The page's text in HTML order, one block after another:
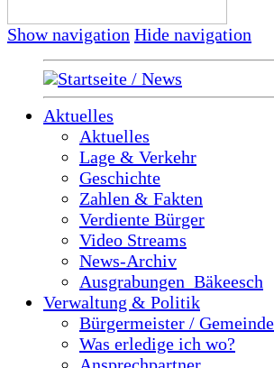
Show navigation Hide navigation
Startseite / News
Aktuelles
Aktuelles
Lage & Verkehr
Geschichte
Zahlen & Fakten
Verdiente Bürger
Video Streams
News-Archiv
Ausgrabungen_Bäkeesch
Verwaltung & Politik
Bürgermeister /
Was erledige ich wo?